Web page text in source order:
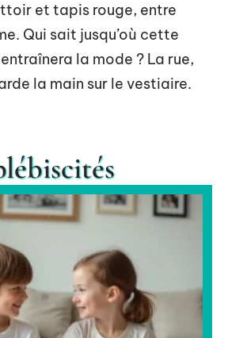
et tapis rouge, entre
Qui sait jusqu’où cette
la mode ? La rue,
la main sur le vestiaire.